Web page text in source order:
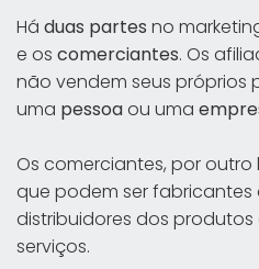
Há duas partes no
e os comerciantes. Os
não vendem seus próprios
uma pessoaou uma
Os comerciantes, por outro
que podem ser fabricantes
distribuidores dos
serviços.